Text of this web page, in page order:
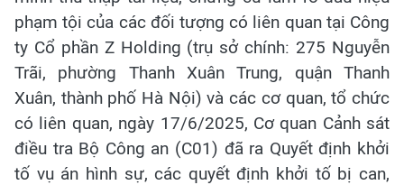
phạm tội của các đối tượng có liên quan tại Công
ty Cổ phần Z Holding (trụ sở chính: 275 Nguyễn
Trãi, phường Thanh Xuân Trung, quận Thanh
Xuân, thành phố Hà Nội) và các cơ quan, tổ chức
có liên quan, ngày 17/6/2025, Cơ quan Cảnh sát
điều tra Bộ Công an (C01) đã ra Quyết định khởi
tố vụ án hình sự, các quyết định khởi tố bị can,